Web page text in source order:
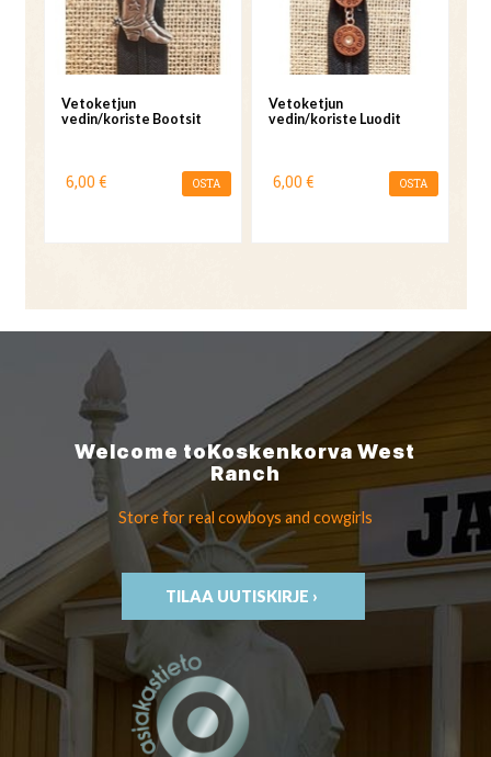
Vetoketjun
vedin/koriste Bootsit
6,00 € OSTA
Vetoketjun
vedin/koriste Luodit
6,00 € OSTA
Welcome toKoskenkorvaWest
Ranch
Store for real cowboys and cowgirls
TILAA UUTISKIRJE ›